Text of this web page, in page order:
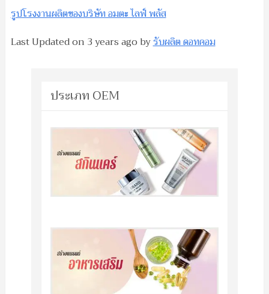
รูปโรงงานผลิตของบริษัท อมตะ ไลฟ์ พลัส
Last Updated on 3 years ago byรับผลิต ดอทคอม
ประเภท OEM